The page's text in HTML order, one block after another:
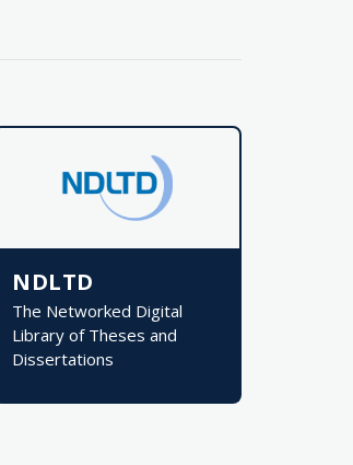
NDLTD
The Networked Digital
Library of Theses and
Dissertations